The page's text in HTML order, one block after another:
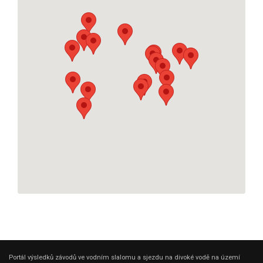
Portál výsledků závodů ve vodním slalomu a sjezdu na divoké vodě na území